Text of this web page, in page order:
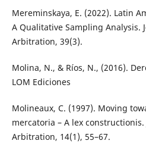
Mereminskaya, E. (2022). Latin
A Qualitative Sampling Analysis.
Arbitration, 39(3).
Molina, N., & Ríos, N., (2016).
LOM Ediciones
Molineaux, C. (1997). Moving
mercatoria – A lex
Arbitration, 14(1), 55–67.